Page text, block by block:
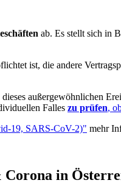
ab. Es stellt sich in
ist, die andere
außergewöhnlichen
Falles zu prüfen,
19, SARS-CoV-2)" mehr
in